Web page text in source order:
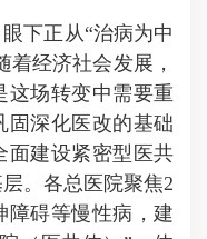
下正从“治病为中
着经济社会发展，
这场转变中需要重
固深化医改的基础
面建设紧密型医共
。各总医院聚焦2
障碍等慢性病，建